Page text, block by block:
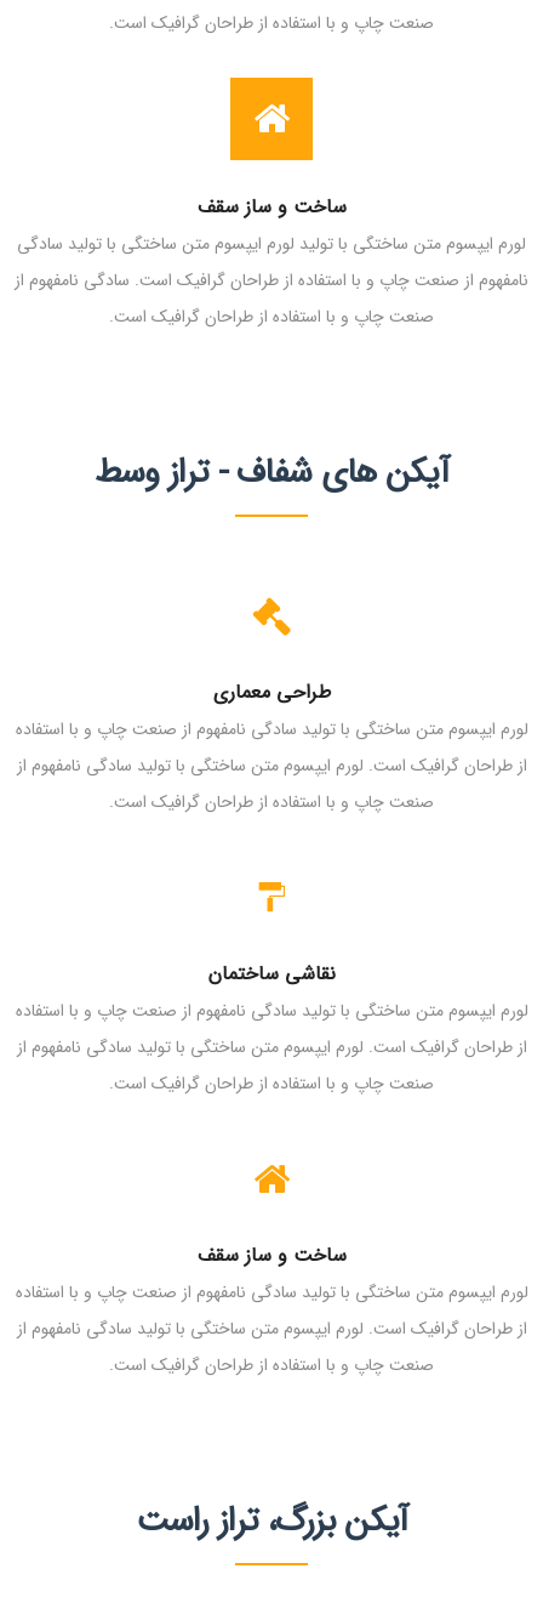
صنعت چاپ و با استفاده از طراحان گرافیک است.
ساخت و ساز سقف
لورم ایپسوم متن ساختگی با تولید لورم ایپسوم متن ساختگی با تولید سادگی
نامفهوم از صنعت چاپ و با استفاده از طراحان گرافیک است. سادگی نامفهوم از
صنعت چاپ و با استفاده از طراحان گرافیک است.
آیکن های شفاف - تراز وسط
طراحی معماری
لورم ایپسوم متن ساختگی با تولید سادگی نامفهوم از صنعت چاپ و با استفاده
از طراحان گرافیک است. لورم ایپسوم متن ساختگی با تولید سادگی نامفهوم از
صنعت چاپ و با استفاده از طراحان گرافیک است.
نقاشی ساختمان
لورم ایپسوم متن ساختگی با تولید سادگی نامفهوم از صنعت چاپ و با استفاده
از طراحان گرافیک است. لورم ایپسوم متن ساختگی با تولید سادگی نامفهوم از
صنعت چاپ و با استفاده از طراحان گرافیک است.
ساخت و ساز سقف
لورم ایپسوم متن ساختگی با تولید سادگی نامفهوم از صنعت چاپ و با استفاده
از طراحان گرافیک است. لورم ایپسوم متن ساختگی با تولید سادگی نامفهوم از
صنعت چاپ و با استفاده از طراحان گرافیک است.
آیکن بزرگ، تراز راست